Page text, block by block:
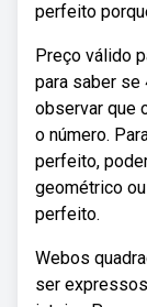
perfeito
Preço válido
para saber se
observar que
o número.
perfeito,
geométrico
perfeito.
Webos
ser